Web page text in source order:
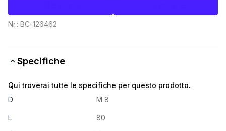
Nr.: BC-126462
Specifiche
Qui troverai tutte le specifiche per questo prodotto.
D
M 8
L 80